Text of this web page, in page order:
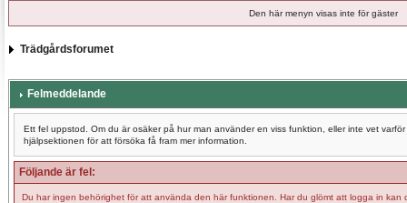
Den här menyn visas inte för gäster
Trädgårdsforumet
Felmeddelande
Ett fel uppstod. Om du är osäker på hur man använder en viss funktion, eller inte vet
hjälpsektionen för att försöka få fram mer information.
Följande är fel:
Du har ingen behörighet för att använda den här funktionen. Har du glömt att logga in kan